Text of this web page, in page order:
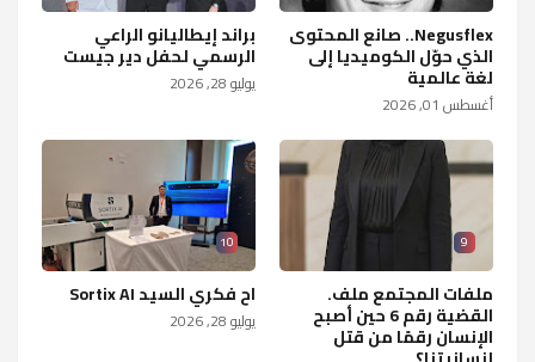
Negusflex.. صانع المحتوى
الذي حوّل الكوميديا إلى
لغة عالمية
أغسطس 01, 2026
براند إيطاليانو الراعي
الرسمي لحفل دير جيست
يوليو 28, 2026
9
ملفات المجتمع ملف.
القضية رقم 6 حين أصبح
الإنسان رقمًا من قتل
10
اح فكري السيد Sortix AI
يوليو 28, 2026